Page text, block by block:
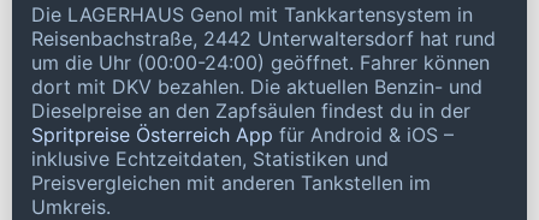
Die LAGERHAUS Genol mit Tankkartensystem in
Reisenbachstraße, 2442 Unterwaltersdorf hat rund
um die Uhr (00:00-24:00) geöffnet. Fahrer können
dort mit DKV bezahlen. Die aktuellen Benzin- und
Dieselpreise an den Zapfsäulen findest du in der
Spritpreise Österreich App für Android & iOS –
inklusive Echtzeitdaten, Statistiken und
Preisvergleichen mit anderen Tankstellen im
Umkreis.